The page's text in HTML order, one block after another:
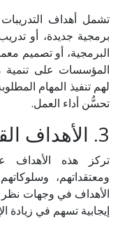
تشمل أهداف
برمجية جديدة، أو
البرمجية، أو تصميم
المؤسسات على تنمية
لهم تنفيذ المهام
تحسُّن أداء العمل.
3. الأهداف القائمة على المواقف:
تركز هذه الأهداف
ومعتقداتهم،
الأهداف في وجهات نظر
إيجابية تسهم في زيادة